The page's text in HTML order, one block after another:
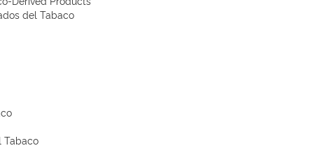
del Tabaco
Tabaco